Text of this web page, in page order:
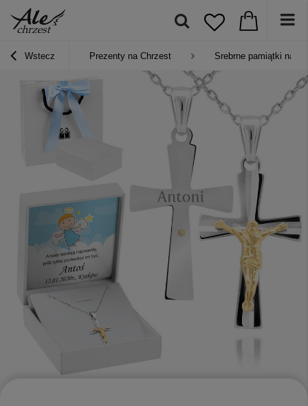
Wstecz Prezenty na Chrzest Srebrne pamiątki na